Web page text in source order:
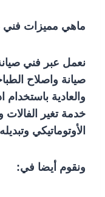
ماهي مميزات فني
نعمل عبر فني
صيانة واصلاح
والعادية
خدمة تغير الفالات
الأوتوماتيكي
ونقوم أيضا في: